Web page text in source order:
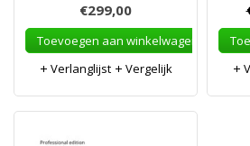
€299,00
Toevoegen aan winkelwagen
Verlanglijst
Vergelijk